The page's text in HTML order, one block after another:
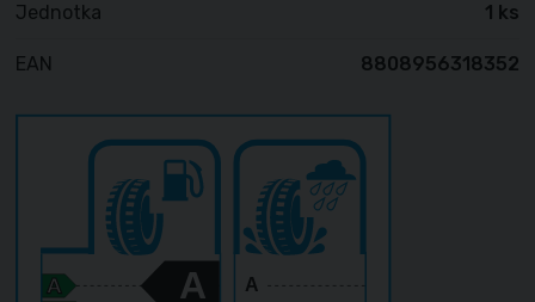
Jednotka 1 ks
EAN 8808956318352
A
A